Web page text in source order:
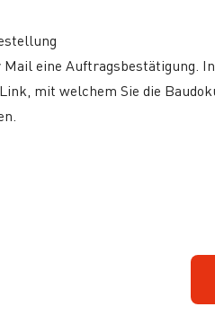
eine Auftragsbestätigung.
mit welchem Sie die